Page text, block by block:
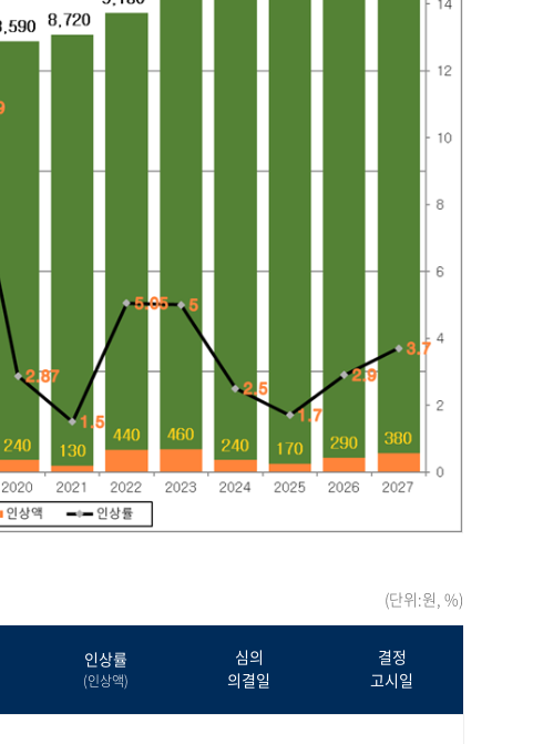
(단위:원, %)
인상률
(인상액)
심의
의결일
결정
고시일